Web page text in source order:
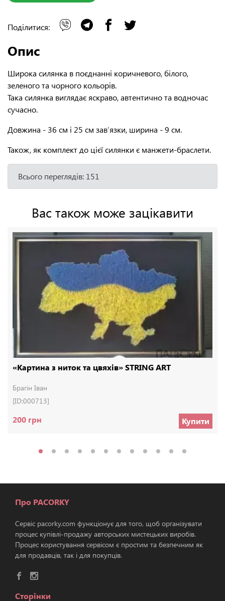
Поділитися:
Опис
Широка силянка в поєднанні коричневого, білого,
зеленого та чорного кольорів.
Така силянка виглядає яскраво, автентично та водночас
сучасно.
Довжина - 36 см і 25 см зав′язки, ширина - 9 см.
Також, як комплект до цієї силянки є манжети-браслети.
Всього переглядів: 151
Вас також може зацікавити
«Картина з ниток та цвяхів» STRING ART
Брагін Іван
[ID:000713]
200 грн Купити
Про PACORKY
Сервіс pacorky.com функціонує для того, щоб організувати
процес купівлі-продажу авторських мистецьких виробів.
Процес користування сервісом є простим та безпечним як
для продавців, так і для покупців.
Сторінки